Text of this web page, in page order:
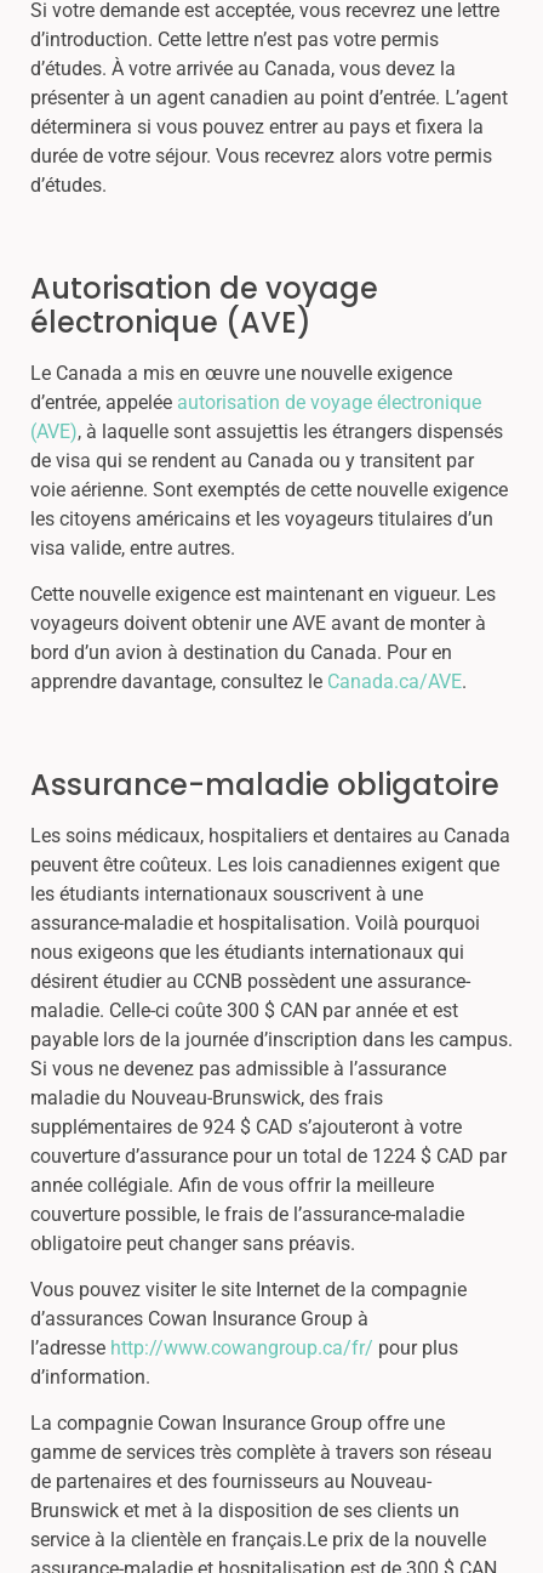
Si votre demande est acceptée, vous recevrez une lettre
d’introduction. Cette lettre n’est pas votre permis
d’études. À votre arrivée au Canada, vous devez la
présenter à un agent canadien au point d’entrée. L’agent
déterminera si vous pouvez entrer au pays et fixera la
durée de votre séjour. Vous recevrez alors votre permis
d’études.
Autorisation de voyage
électronique (AVE)
Le Canada a mis en œuvre une nouvelle exigence
d’entrée, appelée autorisation de voyage électronique
(AVE), à laquelle sont assujettis les étrangers dispensés
de visa qui se rendent au Canada ou y transitent par
voie aérienne. Sont exemptés de cette nouvelle exigence
les citoyens américains et les voyageurs titulaires d’un
visa valide, entre autres.
Cette nouvelle exigence est maintenant en vigueur. Les
voyageurs doivent obtenir une AVE avant de monter à
bord d’un avion à destination du Canada. Pour en
apprendre davantage, consultez le Canada.ca/AVE.
Assurance-maladie obligatoire
Les soins médicaux, hospitaliers et dentaires au Canada
peuvent être coûteux. Les lois canadiennes exigent que
les étudiants internationaux souscrivent à une
assurance-maladie et hospitalisation. Voilà pourquoi
nous exigeons que les étudiants internationaux qui
désirent étudier au CCNB possèdent une assurance-
maladie. Celle-ci coûte 300 $ CAN par année et est
payable lors de la journée d’inscription dans les campus.
Si vous ne devenez pas admissible à l’assurance
maladie du Nouveau-Brunswick, des frais
supplémentaires de 924 $ CAD s’ajouteront à votre
couverture d’assurance pour un total de 1224 $ CAD par
année collégiale. Afin de vous offrir la meilleure
couverture possible, le frais de l’assurance-maladie
obligatoire peut changer sans préavis.
Vous pouvez visiter le site Internet de la compagnie
d’assurances Cowan Insurance Group à
l’adresse http://www.cowangroup.ca/fr/ pour plus
d’information.
La compagnie Cowan Insurance Group offre une
gamme de services très complète à travers son réseau
de partenaires et des fournisseurs au Nouveau-
Brunswick et met à la disposition de ses clients un
service à la clientèle en français.Le prix de la nouvelle